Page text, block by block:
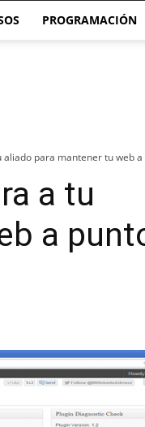
PROGRAMACIÓN
para mantener tu web
a tu
a